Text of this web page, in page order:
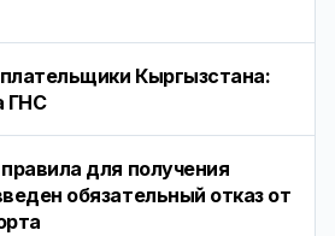
Кыргызстана:
ГНС
для получения
обязательный отказ от